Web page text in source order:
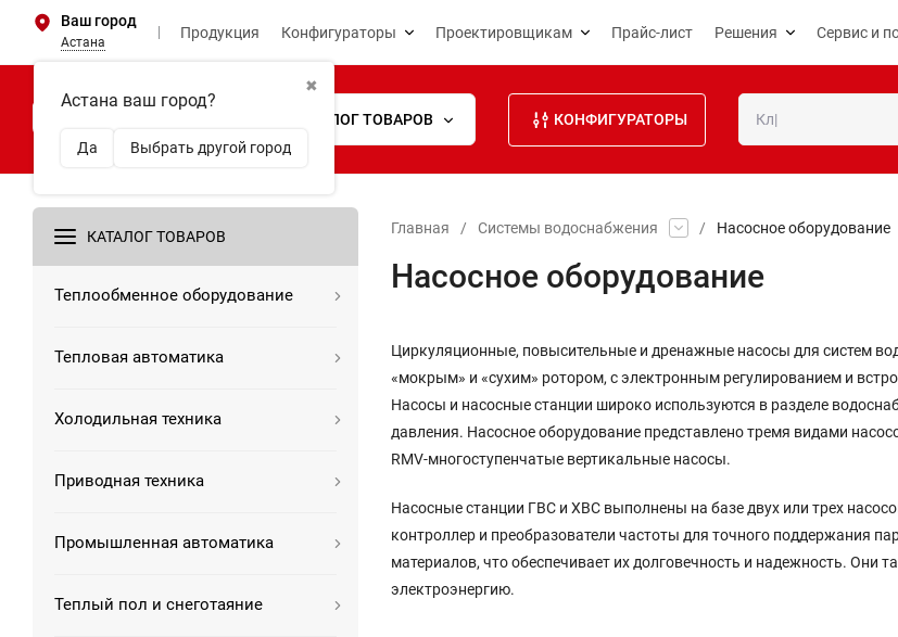
Ваш город
Астана
✖
Астана ваш город?
Да Выбрать другой город
Продукция Конфигураторы Проектировщикам Прайс-лист Решения Сервис и
КАТАЛОГ ТОВАРОВ КОНФИГУРАТОРЫ
КАТАЛОГ ТОВАРОВ
Теплообменное оборудование
Тепловая автоматика
Холодильная техника
Приводная техника
Промышленная автоматика
Теплый пол и снеготаяние
Главная / Системы водоснабжения / Насосное оборудование
Насосное оборудование
Циркуляционные, повысительные и дренажные насосы для систем
«мокрым» и «сухим» ротором, с электронным регулированием и
Насосы и насосные станции широко используются в разделе
давления. Насосное оборудование представлено тремя видами
RMV-многоступенчатые вертикальные насосы.
Насосные станции ГВС и ХВС выполнены на базе двух или трех
контроллер и преобразователи частоты для точного поддержания
материалов, что обеспечивает их долговечность и надежность.
электроэнергию.